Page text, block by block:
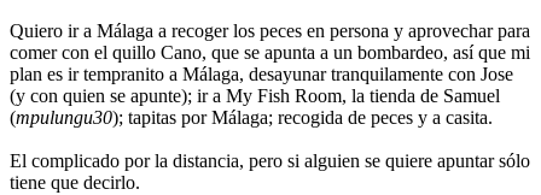
Quiero ir a Málaga a recoger los peces en persona y aprovechar para
comer con el quillo Cano, que se apunta a un bombardeo, así que mi
plan es ir tempranito a Málaga, desayunar tranquilamente con Jose
(y con quien se apunte); ir a My Fish Room, la tienda de Samuel
(mpulungu30); tapitas por Málaga; recogida de peces y a casita.
El complicado por la distancia, pero si alguien se quiere apuntar sólo
tiene que decirlo.